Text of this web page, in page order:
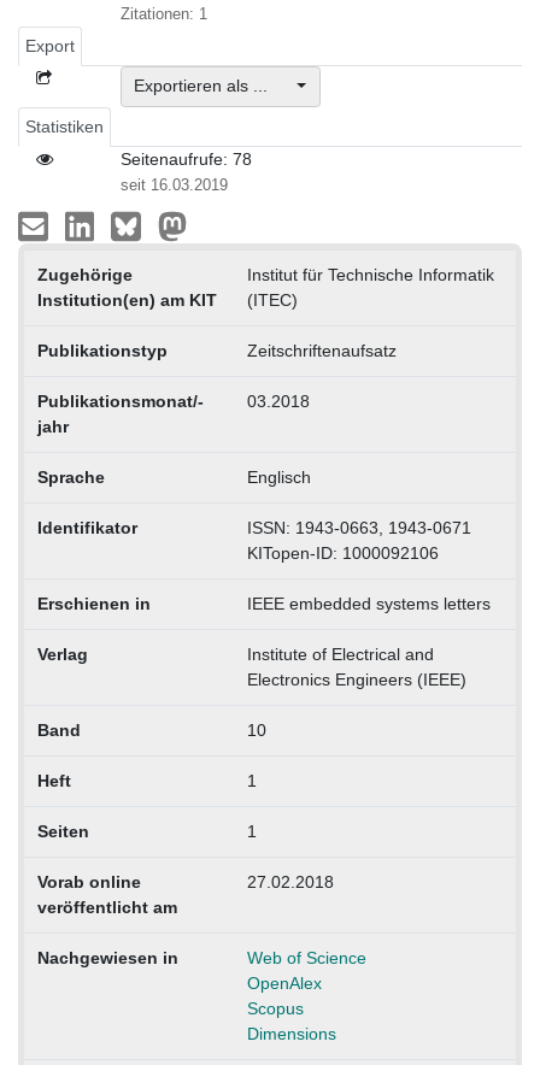
Zitationen: 1
Export
Exportieren als ...
Statistiken
Seitenaufrufe: 78
seit 16.03.2019
Zugehörige
Institution(en) am KIT
Institut für Technische Informatik
(ITEC)
Publikationstyp Zeitschriftenaufsatz
Publikationsmonat/-
jahr
03.2018
Sprache Englisch
Identifikator
ISSN: 1943-0663, 1943-0671
KITopen-ID: 1000092106
Erschienen in IEEE embedded systems letters
Verlag
Institute of Electrical and
Electronics Engineers (IEEE)
Band 10
Heft 1
Seiten 1
Vorab online
veröffentlicht am
27.02.2018
Nachgewiesen in
Web of Science
OpenAlex
Scopus
Dimensions